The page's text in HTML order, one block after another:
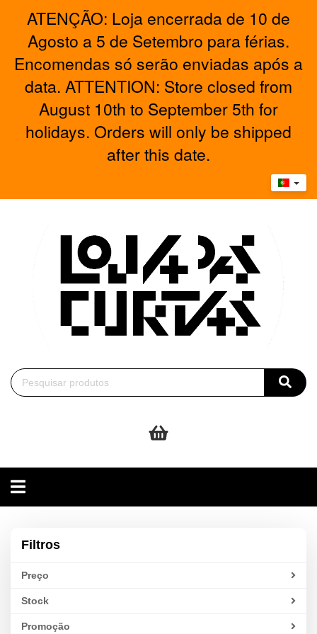
ATENÇÃO: Loja encerrada de 10 de
Agosto a 5 de Setembro para férias.
Encomendas só serão enviadas após a
data. ATTENTION: Store closed from
August 10th to September 5th for
holidays. Orders will only be shipped
after this date.
Toggle
navigation
Filtros
Preço
Stock
Promoção